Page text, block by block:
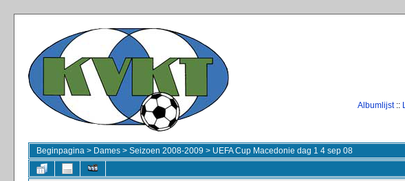
Albumlijst::
Beginpagina > Dames > Seizoen 2008-2009 > UEFA Cup Macedonie dag 1 4 sep 08